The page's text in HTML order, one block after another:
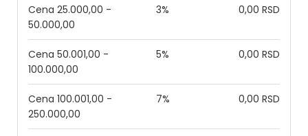
Cena 25.000,00 -
50.000,00
3% 0,00 RSD
Cena 50.001,00 -
100.000,00
5% 0,00 RSD
Cena 100.001,00 -
250.000,00
7% 0,00 RSD